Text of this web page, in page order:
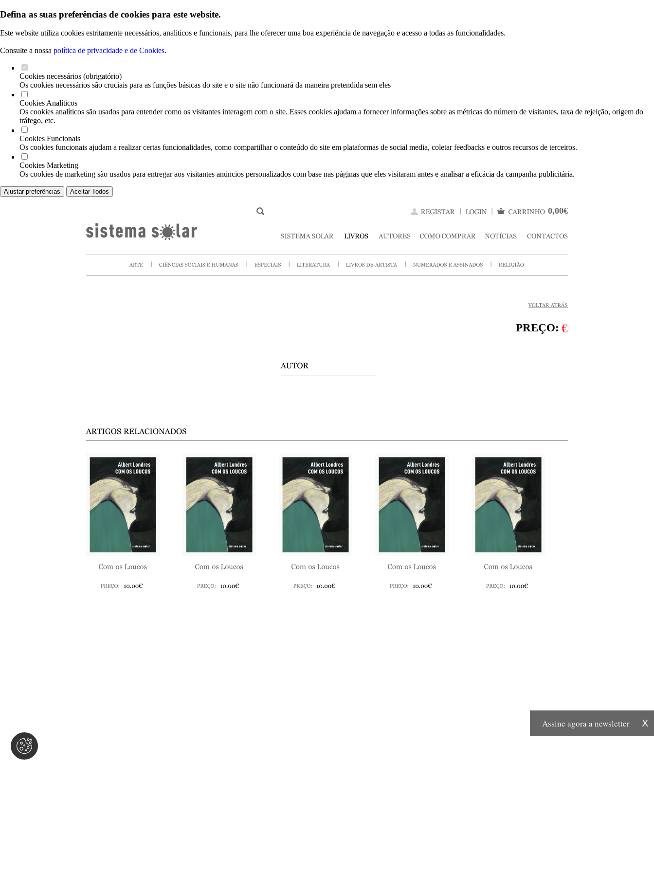
Defina as suas preferências de cookies para este website.
Este website utiliza cookies estritamente necessários, analíticos e funcionais, para lhe oferecer uma boa experiência de navegação e acesso a todas as funcionalidades.
Consulte a nossa política de privacidade e de Cookies.
Cookies necessários (obrigatório)
Os cookies necessários são cruciais para as funções básicas do site e o site não funcionará da maneira pretendida sem eles
Cookies Analíticos
Os cookies analíticos são usados para entender como os visitantes interagem com o site. Esses cookies ajudam a fornecer informações sobre as métricas do número de visitantes, taxa de rejeição, origem do
tráfego, etc.
Cookies Funcionais
Os cookies funcionais ajudam a realizar certas funcionalidades, como compartilhar o conteúdo do site em plataformas de social media, coletar feedbacks e outros recursos de terceiros.
Cookies Marketing
Os cookies de marketing são usados para entregar aos visitantes anúncios personalizados com base nas páginas que eles visitaram antes e analisar a eficácia da campanha publicitária.
Ajustar preferências Aceitar Todos
0,00€
PREÇO: €
X
Assine agora a newsletter